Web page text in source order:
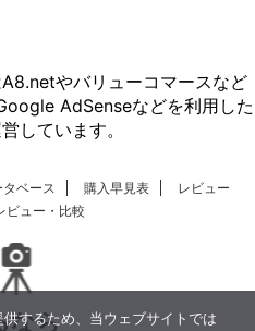
やバリューコマースなど
AdSenseなどを利用した
しています。
タベース 購入早見表
レビュー
ビュー・比較
なら
するため、当ウェブサイトでは